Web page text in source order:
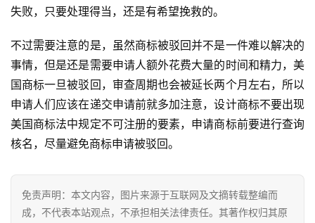
失败，只要处理得当，还是有希望挽救的。
不过需要注意的是，虽然商标被驳回并不是一件难以解决的
事情，但是还是需要申请人额外花费大量的时间和精力，美
国商标一旦被驳回，审查周期也会被延长两个月左右，所以
申请人们应该在递交申请前就多加注意，设计商标不要出现
美国商标法中规定不可注册的要素，申请商标前要进行查询
核名，尽量避免商标申请被驳回。
免责声明：本文内容，图片来源于互联网及文摘转载整编而
成，不代表本站观点，不承担相关法律责任。其著作权归其原